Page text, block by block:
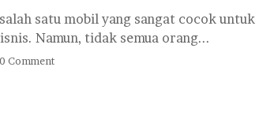
satu mobil yang sangat cocok
Namun, tidak semua orang...
0 Comment